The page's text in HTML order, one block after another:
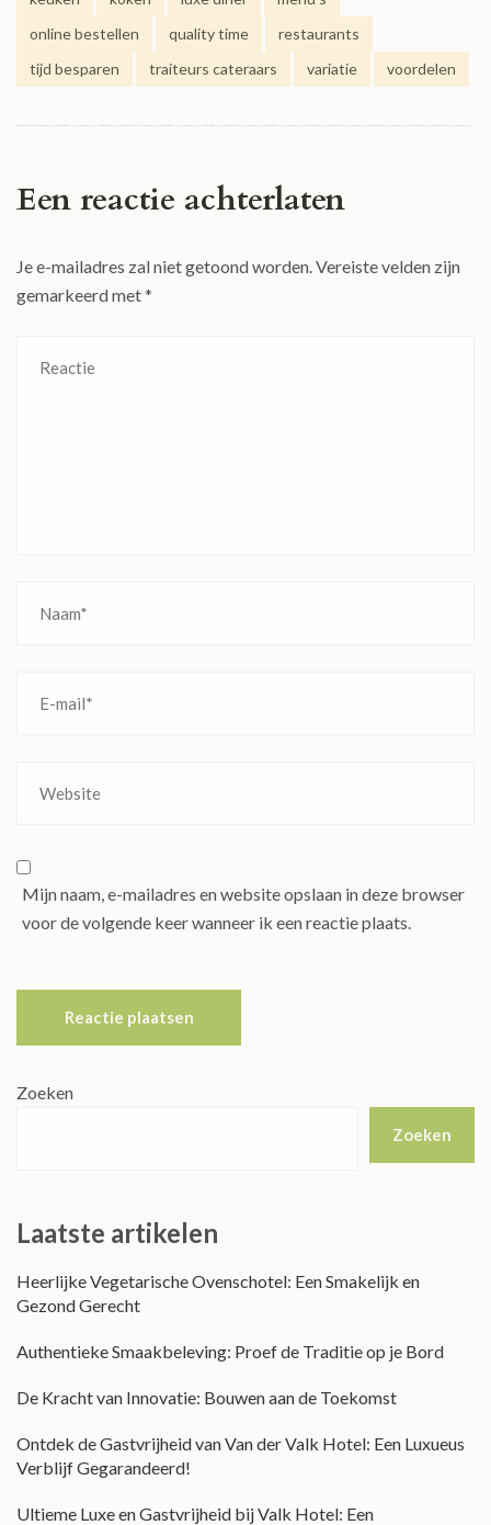
online bestellen
quality time
restaurants
tijd besparen
traiteurs cateraars variatie voordelen
Een reactie achterlaten
Je e-mailadres zal niet getoond worden.Vereiste velden zijn
gemarkeerd met*
Mijn naam, e-mailadres en website opslaan in deze browser
voor de volgende keer wanneer ik een reactie plaats.
Zoeken
Zoeken
Laatste artikelen
Heerlijke Vegetarische Ovenschotel: Een Smakelijk en
Gezond Gerecht
Authentieke Smaakbeleving: Proef de Traditie op je Bord
De Kracht van Innovatie: Bouwen aan de Toekomst
Ontdek de Gastvrijheid van Van der Valk Hotel: Een Luxueus
Verblijf Gegarandeerd!
Ultieme Luxe en Gastvrijheid bij Valk Hotel: Een